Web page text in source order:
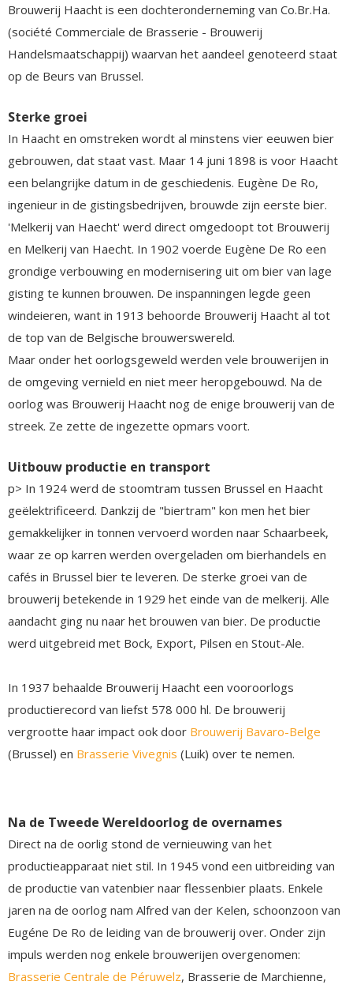
Brouwerij Haacht is een dochteronderneming van Co.Br.Ha.
(société Commerciale de Brasserie - Brouwerij
Handelsmaatschappij) waarvan het aandeel genoteerd staat
op de Beurs van Brussel.
Sterke groei
In Haacht en omstreken wordt al minstens vier eeuwen bier
gebrouwen, dat staat vast. Maar 14 juni 1898 is voor Haacht
een belangrijke datum in de geschiedenis. Eugène De Ro,
ingenieur in de gistingsbedrijven, brouwde zijn eerste bier.
'Melkerij van Haecht' werd direct omgedoopt tot Brouwerij
en Melkerij van Haecht. In 1902 voerde Eugène De Ro een
grondige verbouwing en modernisering uit om bier van lage
gisting te kunnen brouwen. De inspanningen legde geen
windeieren, want in 1913 behoorde Brouwerij Haacht al tot
de top van de Belgische brouwerswereld.
Maar onder het oorlogsgeweld werden vele brouwerijen in
de omgeving vernield en niet meer heropgebouwd. Na de
oorlog was Brouwerij Haacht nog de enige brouwerij van de
streek. Ze zette de ingezette opmars voort.
Uitbouw productie en transport
p> In 1924 werd de stoomtram tussen Brussel en Haacht
geëlektrificeerd. Dankzij de "biertram" kon men het bier
gemakkelijker in tonnen vervoerd worden naar Schaarbeek,
waar ze op karren werden overgeladen om bierhandels en
cafés in Brussel bier te leveren. De sterke groei van de
brouwerij betekende in 1929 het einde van de melkerij. Alle
aandacht ging nu naar het brouwen van bier. De productie
werd uitgebreid met Bock, Export, Pilsen en Stout-Ale.
In 1937 behaalde Brouwerij Haacht een vooroorlogs
productierecord van liefst 578 000 hl. De brouwerij
vergrootte haar impact ook door Brouwerij Bavaro-Belge
(Brussel) en Brasserie Vivegnis (Luik) over te nemen.
Na de Tweede Wereldoorlog de overnames
Direct na de oorlig stond de vernieuwing van het
productieapparaat niet stil. In 1945 vond een uitbreiding van
de productie van vatenbier naar flessenbier plaats. Enkele
jaren na de oorlog nam Alfred van der Kelen, schoonzoon van
Eugéne De Ro de leiding van de brouwerij over. Onder zijn
impuls werden nog enkele brouwerijen overgenomen:
Brasserie Centrale de Péruwelz, Brasserie de Marchienne,